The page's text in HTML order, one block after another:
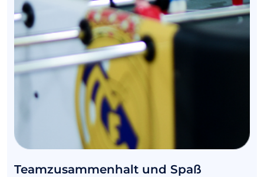
Teamzusammenhalt und Spaß